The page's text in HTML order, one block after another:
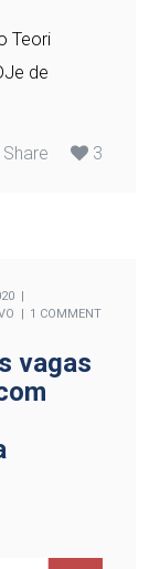
Teori
de
Share 3
1 COMMENT
vagas